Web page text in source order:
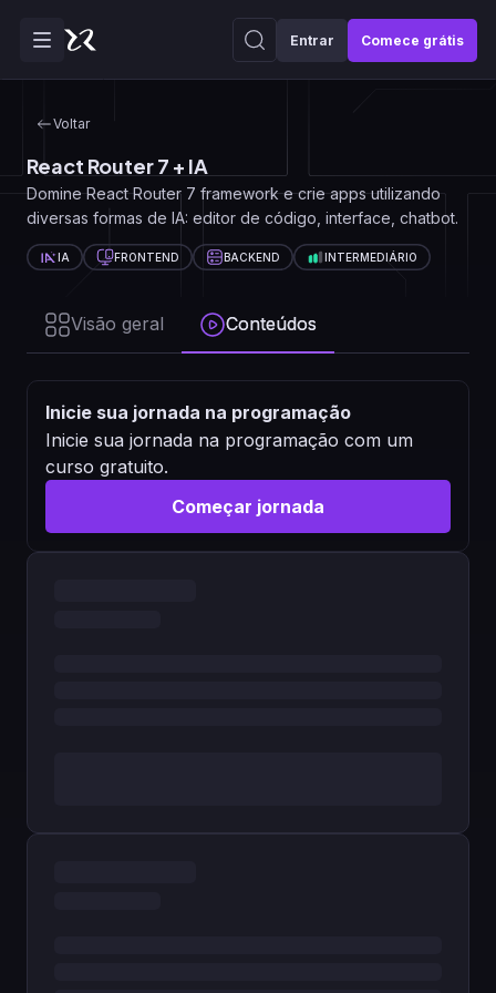
Entrar Comece grátis
Voltar
React Router 7 + IA
Domine React Router 7 framework e crie apps utilizando
diversas formas de IA: editor de código, interface, chatbot.
IA FRONTEND BACKEND INTERMEDIÁRIO
Visão geral Conteúdos
Inicie sua jornada na programação
Inicie sua jornada na programação com um
curso gratuito.
Começar jornada